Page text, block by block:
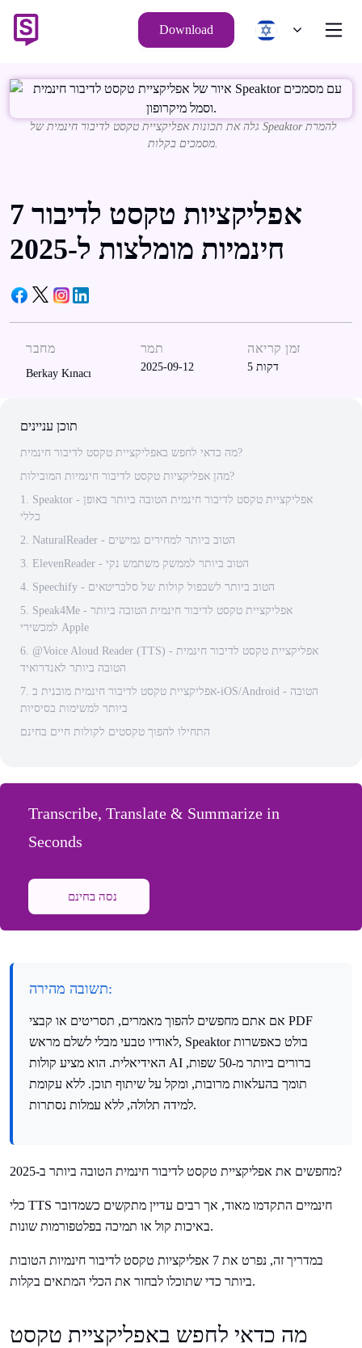
Download
גלה את תכונות אפליקציית טקסט לדיבור חינמית של Speaktor להמרת
מסמכים בקלות.
7 אפליקציות טקסט לדיבור
חינמיות מומלצות ל-2025
מחבר
Berkay Kınacı
תמר
2025-09-12
זמן קריאה
5 דקות
תוכן עניינים
מה כדאי לחפש באפליקציית טקסט לדיבור חינמית?
מהן אפליקציות טקסט לדיבור חינמיות המובילות?
1. Speaktor - אפליקציית טקסט לדיבור חינמית הטובה ביותר באופן
כללי
2. NaturalReader - הטוב ביותר למחירים גמישים
3. ElevenReader - הטוב ביותר לממשק משתמש נקי
4. Speechify - הטוב ביותר לשכפול קולות של סלבריטאים
5. Speak4Me - אפליקציית טקסט לדיבור חינמית הטובה ביותר
למכשירי Apple
6. @Voice Aloud Reader (TTS) - אפליקציית טקסט לדיבור חינמית
הטובה ביותר לאנדרואיד
7. אפליקציית טקסט לדיבור חינמית מובנית ב-iOS/Android - הטובה
ביותר למשימות בסיסיות
התחילו להפוך טקסטים לקולות חיים בחינם
Transcribe, Translate & Summarize in
Seconds
נסה בחינם
תשובה מהירה:
אם אתם מחפשים להפוך מאמרים, תסריטים או קבצי PDF
לאודיו טבעי מבלי לשלם מראש, Speaktor בולט כאפשרות
האידיאלית. הוא מציע קולות AI ברורים ביותר מ-50 שפות,
תומך בהעלאות מרובות, ומקל על שיתוף תוכן. ללא עקומת
למידה תלולה, ללא עמלות נסתרות.
מחפשים את אפליקציית טקסט לדיבור חינמית הטובה ביותר ב-2025?
כלי TTS חינמיים התקדמו מאוד, אך רבים עדיין מתקשים כשמדובר
באיכות קול או תמיכה בפלטפורמות שונות.
במדריך זה, נפרט את 7 אפליקציות טקסט לדיבור חינמיות הטובות
ביותר כדי שתוכלו לבחור את הכלי המתאים בקלות.
מה כדאי לחפש באפליקציית טקסט